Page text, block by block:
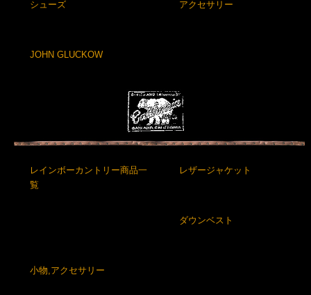
シューズ アクセサリー
JOHN GLUCKOW
レインボーカントリー商品一
覧
レザージャケット
ダウンベスト
小物,アクセサリー